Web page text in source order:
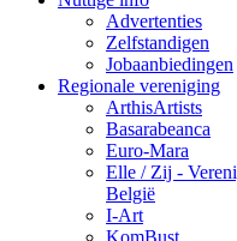
Advertenties
Zelfstandigen
Jobaanbiedingen
Regionale vereniging
ArthisArtists
Basarabeanca
Euro-Mara
Elle / Zij -
België
I-Art
KomBust